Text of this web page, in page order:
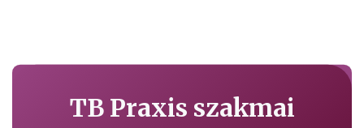
TB Praxis szakmai